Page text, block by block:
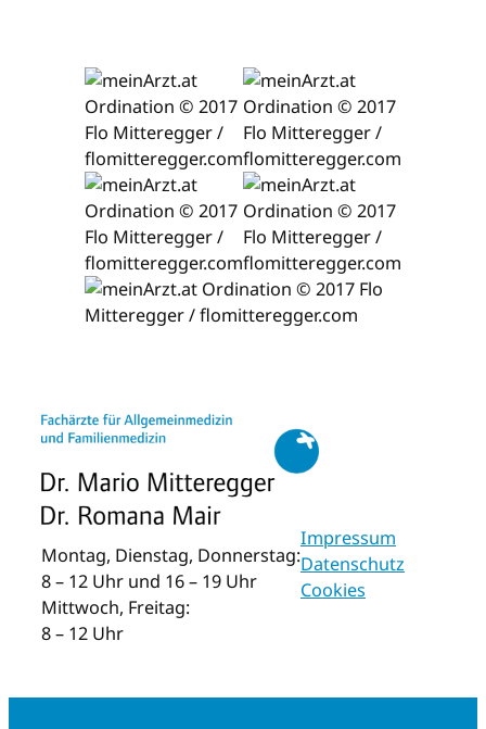
Montag, Dienstag, Donnerstag:
8 – 12 Uhr und 16 – 19 Uhr
Mittwoch, Freitag:
8 – 12 Uhr
Impressum
Datenschutz
Cookies